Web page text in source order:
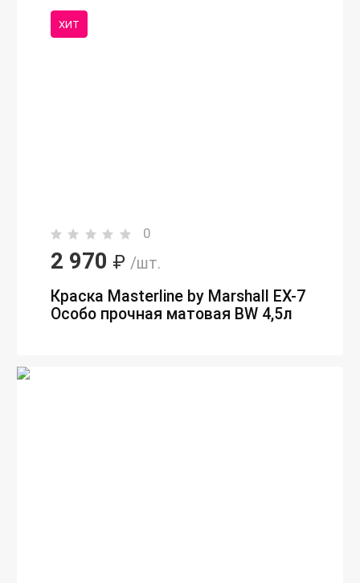
ХИТ
0
2 970 ₽ /шт.
Краска Masterline by Marshall EX-7
Особо прочная матовая BW 4,5л